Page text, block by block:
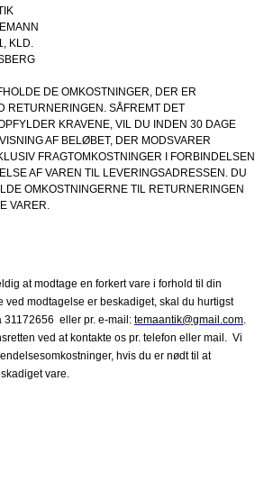
KLD.
DE OMKOSTNINGER, DER ER
RETURNERINGEN. SÅFREMT DET
KRAVENE, VIL DU INDEN 30 DAGE
AF BELØBET, DER MODSVARER
FRAGTOMKOSTNINGER I FORBINDELSEN
AF VAREN TIL LEVERINGSADRESSEN. DU
OMKOSTNINGERNE TIL RETURNERINGEN
VARER.
at modtage en forkert vare i forhold til din
ved modtagelse er beskadiget, skal du hurtigst
31172656 eller pr. e-mail: temaantik@gmail.com.
ved at kontakte os pr. telefon eller mail. Vi
hvis du er nødt til at
vare.